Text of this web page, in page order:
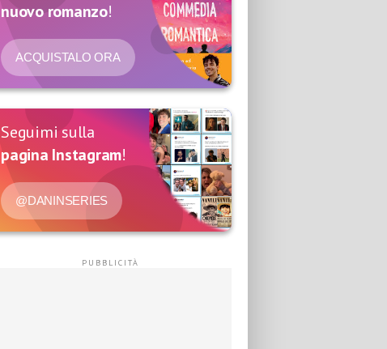
nuovo romanzo!
ACQUISTALO ORA
Seguimi sulla
pagina Instagram!
@DANINSERIES